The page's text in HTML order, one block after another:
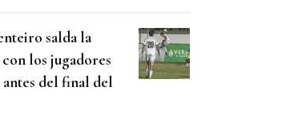
salda la
con los jugadores
antes del final del